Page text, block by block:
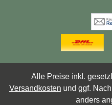
Alle Preise inkl.
Versandkosten und ggf.
anders